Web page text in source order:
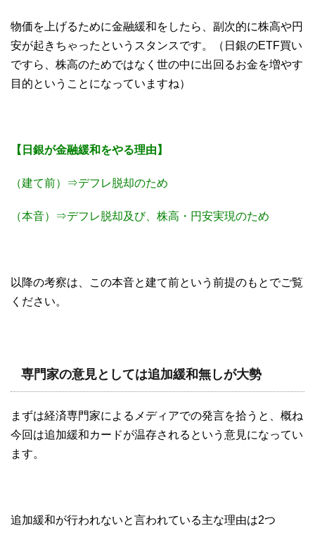
物価を上げるために金融緩和をしたら、副次的に株高や円
安が起きちゃったというスタンスです。（日銀のETF買い
ですら、株高のためではなく世の中に出回るお金を増やす
目的ということになっていますね）
【日銀が金融緩和をやる理由】
（建て前）⇒デフレ脱却のため
（本音）⇒デフレ脱却及び、株高・円安実現のため
以降の考察は、この本音と建て前という前提のもとでご覧
ください。
専門家の意見としては追加緩和無しが大勢
まずは経済専門家によるメディアでの発言を拾うと、概ね
今回は追加緩和カードが温存されるという意見になってい
ます。
追加緩和が行われないと言われている主な理由は2つ